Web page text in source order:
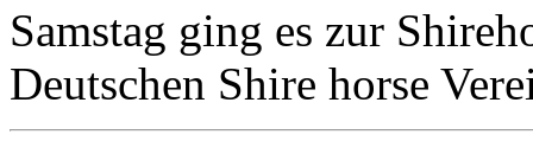
Samstag ging es zur
Deutschen Shire horse